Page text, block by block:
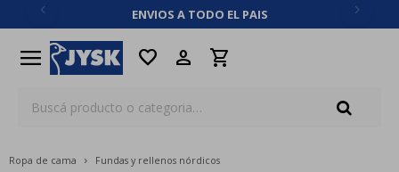
ENVIOS A TODO EL PAIS
menu favorite
Ropa de cama Fundas y rellenos nórdicos
close